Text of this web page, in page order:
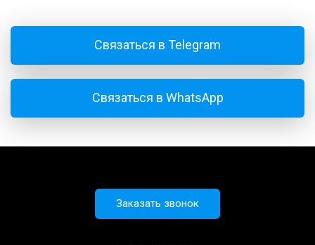
Связаться в Telegram
Связаться в WhatsApp
Заказать звонок